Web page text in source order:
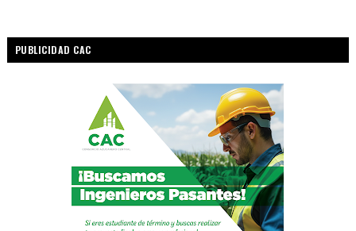
PUBLICIDAD CAC